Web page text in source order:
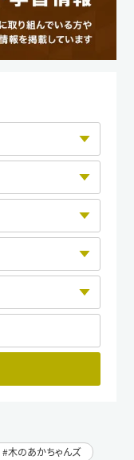
木のあかちゃんズ